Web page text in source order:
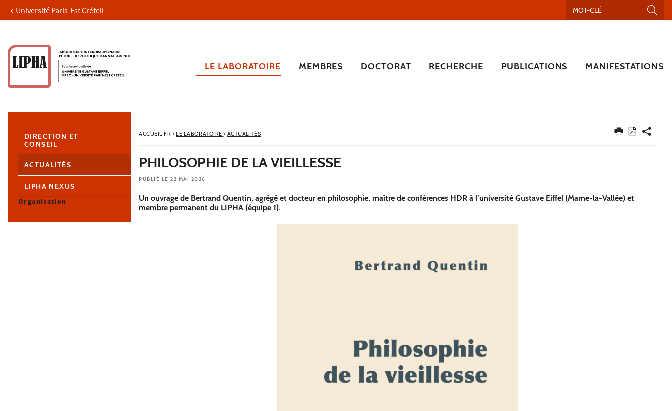
Aller au contenu
Recherche
Navigation secondaire
Université Paris-Est Créteil
LE LABORATOIRE MEMBRES DOCTORAT RECHERCHE PUBLICATIONS MANIFESTATIONS
ACCUEIL FR› LE LABORATOIRE› ACTUALITÉS
PHILOSOPHIE DE LA VIEILLESSE
PUBLIÉ LE 22 MAI 2026
Un ouvrage de Bertrand Quentin, agrégé et docteur en philosophie, maître de conférences HDR à l’université Gustave Eiffel (Marne-la-Vallée) et
membre permanent du LIPHA (équipe 1).
DIRECTION ET
CONSEIL
ACTUALITÉS
LIPHA NEXUS
Organisation